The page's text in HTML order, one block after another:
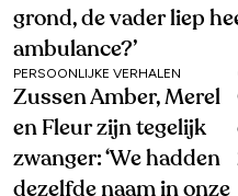
grond, de vader liep
ambulance?’
PERSOONLIJKE VERHALEN
Zussen Amber, Merel
en Fleur zijn tegelijk
zwanger: ‘We hadden
dezelfde naam in onze